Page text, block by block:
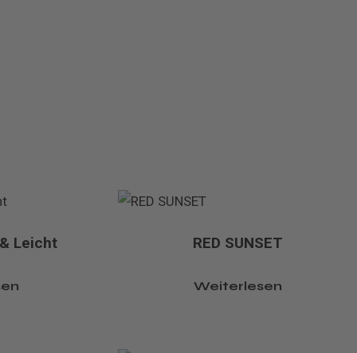
Leicht RED SUNSET
Weiterlesen